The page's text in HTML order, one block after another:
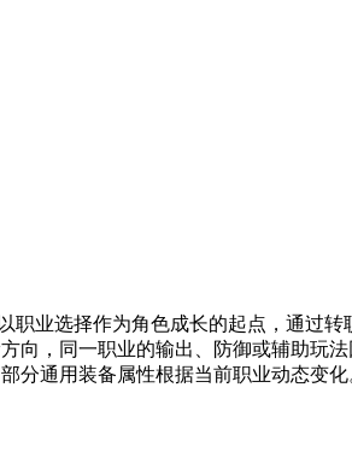
业选择作为角色成长的起点，通过
，同一职业的输出、防御或辅助玩
分通用装备属性根据当前职业动态变化